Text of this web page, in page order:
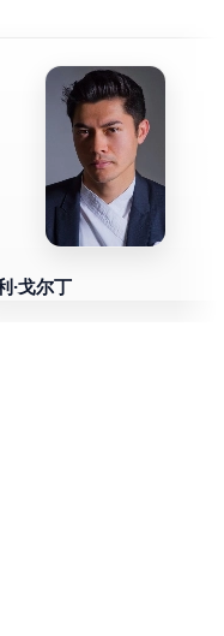
·戈尔丁